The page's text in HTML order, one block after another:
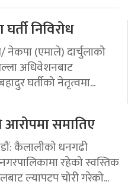
निविरोध
नेकपा (एमाले) दार्चुलाको
अधिवेशनबाट
घर्तीको नेतृत्वमा...
समातिए
कैलालीको धनगढी
रहेको स्वस्तिक
ल्यापटप चोरी गरेको...